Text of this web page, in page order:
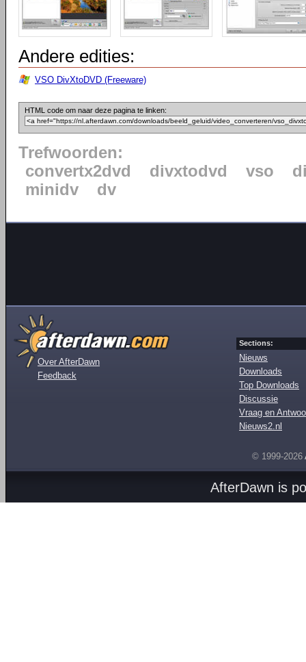
Andere edities:
VSO DivXtoDVD (Freeware)
HTML code om naar deze pagina te linken:
Trefwoorden:
convertx2dvd
divxtodvd vso
minidv
dv
Over AfterDawn
Feedback
Sections:
Nieuws
Downloads
Top Downloads
Discussie
Vraag en
Nieuws2.nl
© 1999-2026
AfterDawn is